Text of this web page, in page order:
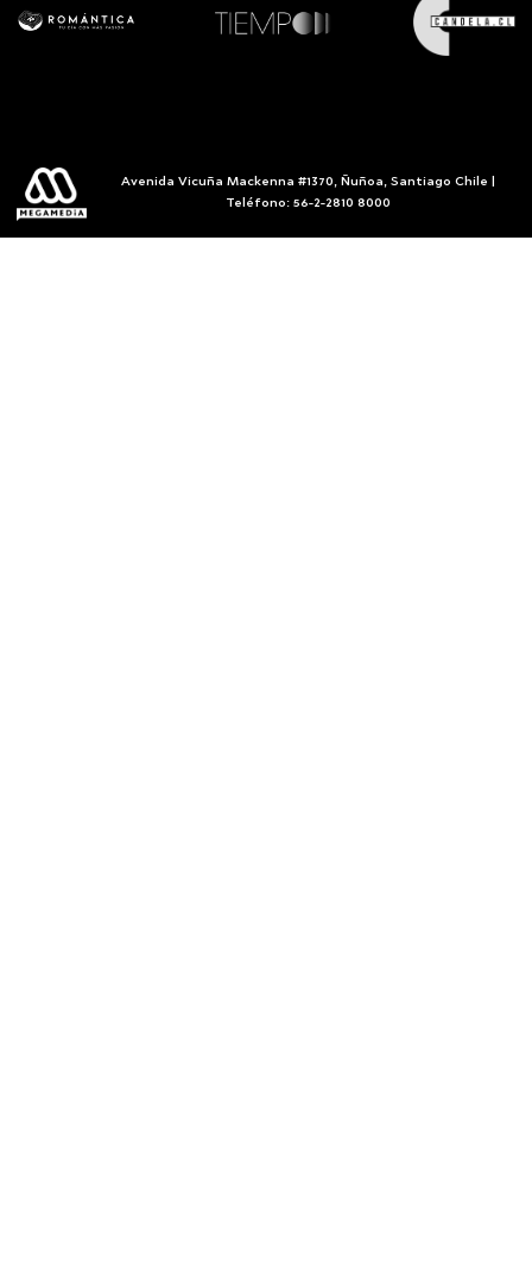
Avenida Vicuña Mackenna #1370, Ñuñoa, Santiago Chile |
Teléfono: 56-2-2810 8000